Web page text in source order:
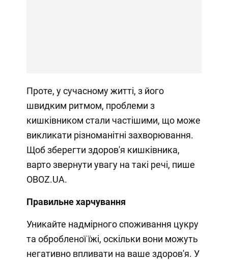
Проте, у сучасному житті, з його
швидким ритмом, проблеми з
кишківником стали частішими, що може
викликати різноманітні захворювання.
Щоб зберегти здоров'я кишківника,
варто звернути увагу на такі речі, пише
OBOZ.UA.
Правильне харчування
Уникайте надмірного споживання цукру
та обробленої їжі, оскільки вони можуть
негативно впливати на ваше здоров'я. У